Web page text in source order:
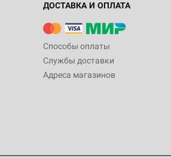
ДОСТАВКА И ОПЛАТА
Способы оплаты
Службы доставки
Адреса магазинов